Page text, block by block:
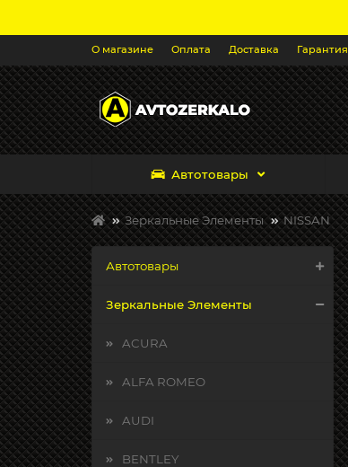
О магазине Оплата Доставка Гарантия
Автотовары
Зеркальные Элементы NISSAN
Автотовары
Зеркальные Элементы
ACURA
ALFA ROMEO
AUDI
BENTLEY